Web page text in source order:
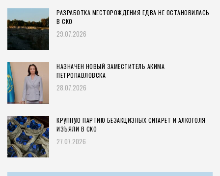
РАЗРАБОТКА МЕСТОРОЖДЕНИЯ ЕДВА НЕ ОСТАНОВИЛАСЬ
В СКО
29.07.2026
НАЗНАЧЕН НОВЫЙ ЗАМЕСТИТЕЛЬ АКИМА
ПЕТРОПАВЛОВСКА
28.07.2026
КРУПНУЮ ПАРТИЮ БЕЗАКЦИЗНЫХ СИГАРЕТ И АЛКОГОЛЯ
ИЗЪЯЛИ В СКО
27.07.2026